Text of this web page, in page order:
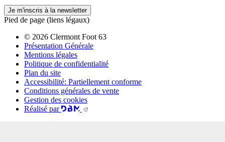
Je m'inscris à la newsletter
Pied de page (liens légaux)
© 2026 Clermont Foot 63
Présentation Générale
Mentions légales
Politique de confidentialité
Plan du site
Accessibilité: Partiellement conforme
Conditions générales de vente
Gestion des cookies
Réalisé par